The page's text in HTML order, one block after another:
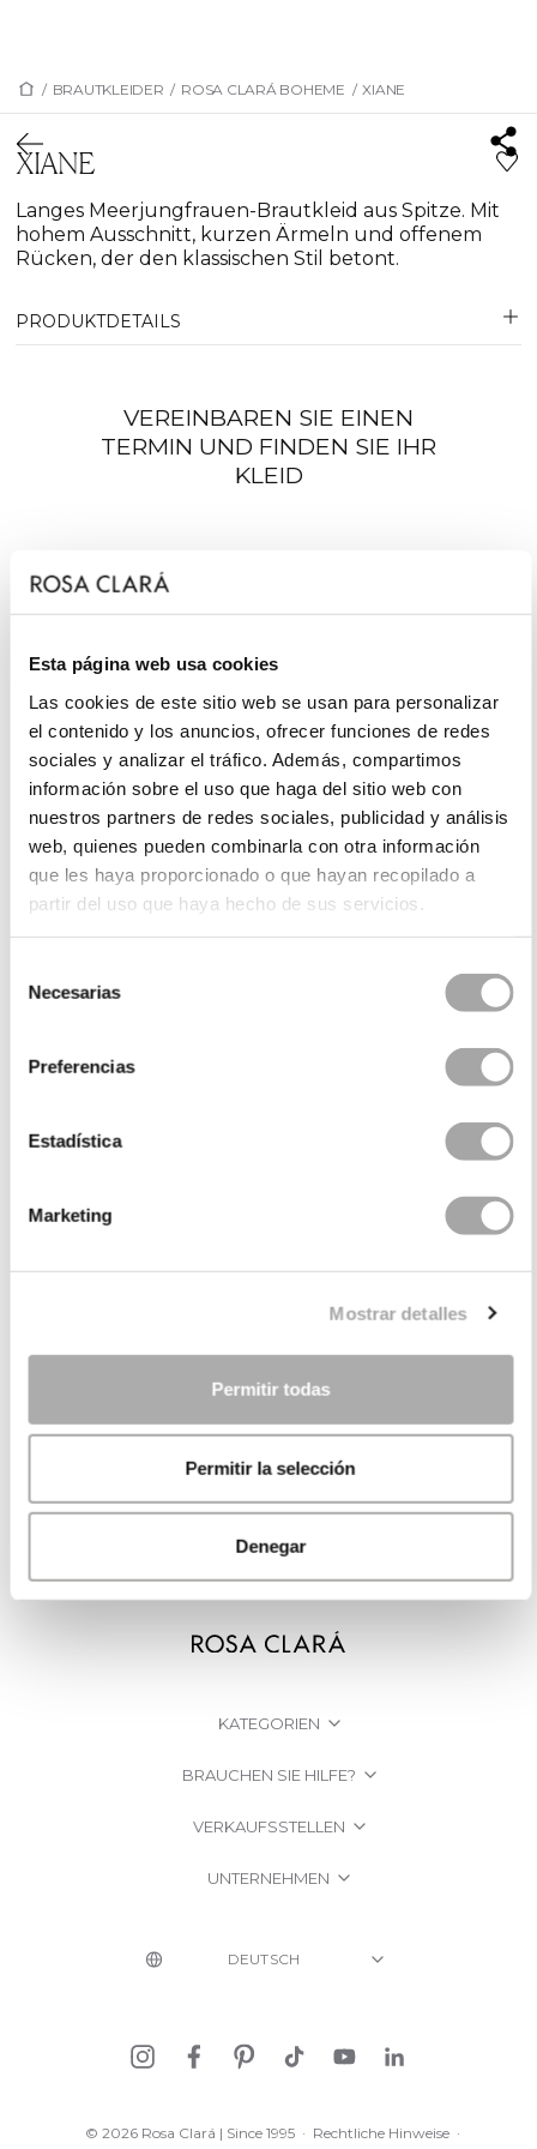
Esta página web usa cookies
Las cookies de este sitio web se usan para personalizar
el contenido y los anuncios, ofrecer funciones de redes
sociales y analizar el tráfico. Además, compartimos
información sobre el uso que haga del sitio web con
nuestros partners de redes sociales, publicidad y análisis
web, quienes pueden combinarla con otra información
que les haya proporcionado o que hayan recopilado a
partir del uso que haya hecho de sus servicios.
Necesarias
Preferencias
Estadística
Marketing
Mostrar detalles
Permitir todas
Permitir la selección
Denegar
/ BRAUTKLEIDER / ROSA CLARÁ BOHEME / XIANE
XIANE
Langes Meerjungfrauen-Brautkleid aus Spitze. Mit
hohem Ausschnitt, kurzen Ärmeln und offenem
Rücken, der den klassischen Stil betont.
PRODUKTDETAILS
VEREINBAREN SIE EINEN
TERMIN UND FINDEN SIE IHR
KLEID
KATEGORIEN
BRAUCHEN SIE HILFE?
VERKAUFSSTELLEN
UNTERNEHMEN
© 2026 Rosa Clará | Since 1995 · Rechtliche Hinweise ·